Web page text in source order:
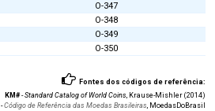
O-347
O-348
O-349
O-350
Fontes dos códigos de referência:
KM#-Standard Catalog of World Coins, Krause-Mishler (2014)
-Código de Referência das Moedas Brasileiras, MoedasDoBrasil